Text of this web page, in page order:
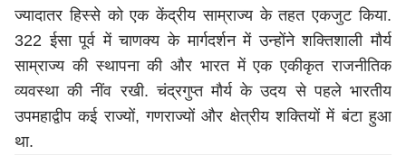
ज्यादातर हिस्से को एक केंद्रीय साम्राज्य के तहत एकजुट किया.
322 ईसा पूर्व में चाणक्य के मार्गदर्शन में उन्होंने शक्तिशाली मौर्य
साम्राज्य की स्थापना की और भारत में एक एकीकृत राजनीतिक
व्यवस्था की नींव रखी. चंद्रगुप्त मौर्य के उदय से पहले भारतीय
उपमहाद्वीप कई राज्यों, गणराज्यों और क्षेत्रीय शक्तियों में बंटा हुआ
था.